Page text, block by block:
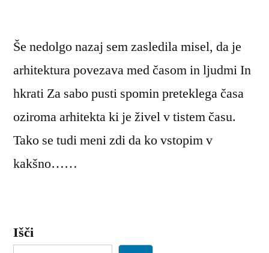
Še nedolgo nazaj sem zasledila misel, da je
arhitektura povezava med časom in ljudmi In
hkrati Za sabo pusti spomin preteklega časa
oziroma arhitekta ki je živel v tistem času.
Tako se tudi meni zdi da ko vstopim v
kakšno……
Išči